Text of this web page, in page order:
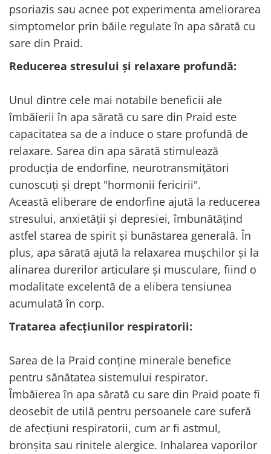
psoriazis sau acnee pot experimenta ameliorarea
simptomelor prin băile regulate în apa sărată cu
sare din Praid.
Reducerea stresului și relaxare profundă:
Unul dintre cele mai notabile beneficii ale
îmbăierii în apa sărată cu sare din Praid este
capacitatea sa de a induce o stare profundă de
relaxare. Sarea din apa sărată stimulează
producția de endorfine, neurotransmițători
cunoscuți și drept "hormonii fericirii".
Această eliberare de endorfine ajută la reducerea
stresului, anxietății și depresiei, îmbunătățind
astfel starea de spirit și bunăstarea generală. În
plus, apa sărată ajută la relaxarea mușchilor și la
alinarea durerilor articulare și musculare, fiind o
modalitate excelentă de a elibera tensiunea
acumulată în corp.
Tratarea afecțiunilor respiratorii:
Sarea de la Praid conține minerale benefice
pentru sănătatea sistemului respirator.
Îmbăierea în apa sărată cu sare din Praid poate fi
deosebit de utilă pentru persoanele care suferă
de afecțiuni respiratorii, cum ar fi astmul,
bronșita sau rinitele alergice. Inhalarea vaporilor